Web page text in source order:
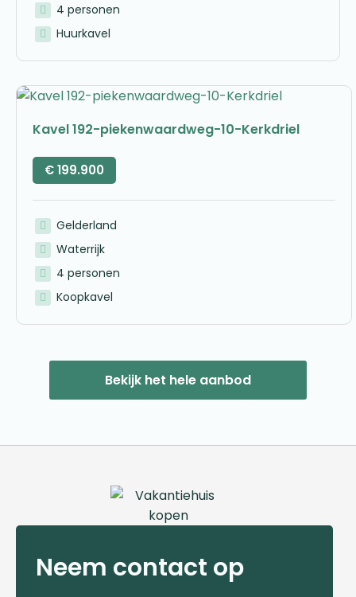
4 personen
Huurkavel
Kavel 192-piekenwaardweg-10-Kerkdriel
€199.900
Gelderland
Waterrijk
4 personen
Koopkavel
Bekijk het hele aanbod
Neem contact op